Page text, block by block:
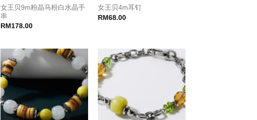
女王贝9m粉晶马粉白水晶手
串
RM178.00
女王贝4m耳钉
RM68.00